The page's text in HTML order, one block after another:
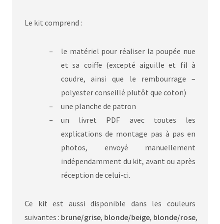
Le kit comprend :
le matériel pour réaliser la poupée nue
et sa coiffe (excepté aiguille et fil à
coudre, ainsi que le rembourrage –
polyester conseillé plutôt que coton)
une planche de patron
un livret PDF avec toutes les
explications de montage pas à pas en
photos, envoyé manuellement
indépendamment du kit, avant ou après
réception de celui-ci.
Ce kit est aussi disponible dans les couleurs
suivantes : brune/grise, blonde/beige, blonde/rose,